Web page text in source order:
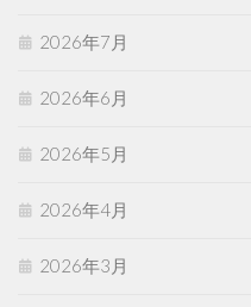
2026年7月
2026年6月
2026年5月
2026年4月
2026年3月